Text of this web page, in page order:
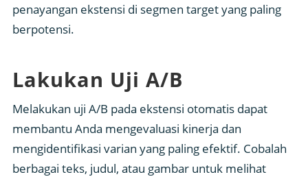
penayangan ekstensi di segmen target yang paling
berpotensi.
Lakukan Uji A/B
Melakukan uji A/B pada ekstensi otomatis dapat
membantu Anda mengevaluasi kinerja dan
mengidentifikasi varian yang paling efektif. Cobalah
berbagai teks, judul, atau gambar untuk melihat